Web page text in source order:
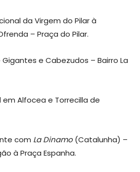
da Virgem do Pilar à
– Praça do Pilar.
e Cabezudos – Bairro La
Alfocea e Torrecilla de
com La Dinamo(Catalunha) –
à Praça Espanha.